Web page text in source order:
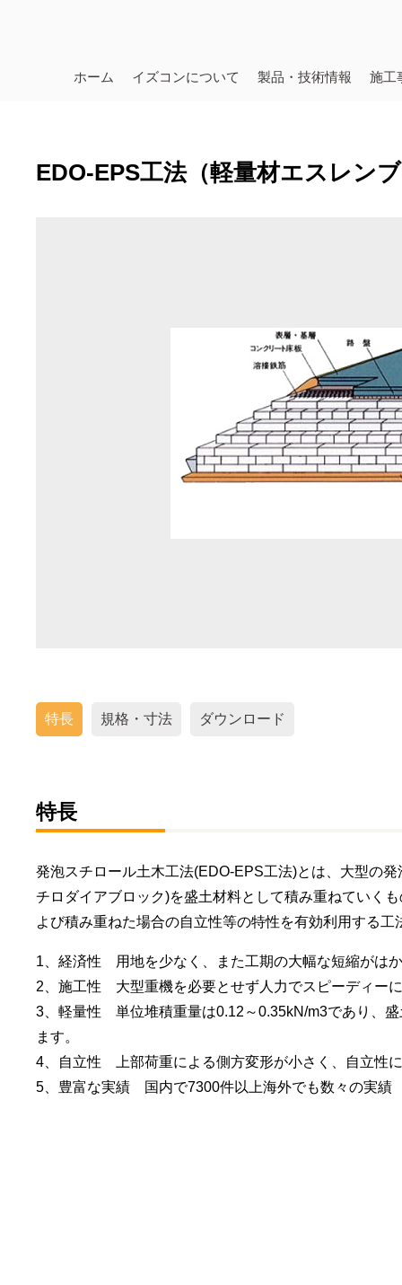
ホーム イズコンについて 製品・技術情報 施工
EDO-EPS工法（軽量材エスレン
特長 規格・寸法 ダウンロード
特長
発泡スチロール土木工法(EDO-EPS工法)とは、大型の
チロダイアブロック)を盛土材料として積み重ねていく
よび積み重ねた場合の自立性等の特性を有効利用する工
1、経済性 用地を少なく、また工期の大幅な短縮がは
2、施工性 大型重機を必要とせず人力でスピーディー
3、軽量性 単位堆積重量は0.12～0.35kN/m3であり、
ます。
4、自立性 上部荷重による側方変形が小さく、自立性
5、豊富な実績 国内で7300件以上海外でも数々の実績